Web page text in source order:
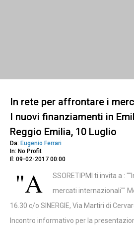
In rete per affrontare i
I nuovi finanziamenti in
Reggio Emilia, 10 Luglio
Da: Eugenio Ferrari
In: No Profit
Il: 09-02-2017 00:00
"A
SSORETIPMI ti invita a :
mercati internazionali""
16.30 c/o SINERGIE, Via Martiri di
Incontro informativo per la